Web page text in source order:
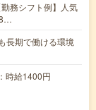
務シフト例】人気
長期で働ける環境
給1400円